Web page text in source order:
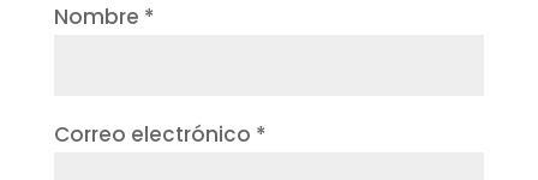
Nombre *
Correo electrónico *